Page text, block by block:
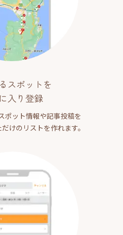
スポットを
入り登録
ポット情報や記事投稿を
けのリストを作れます。